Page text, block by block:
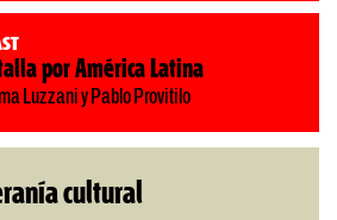
por América Latina
Luzzani y Pablo Provitilo
cultural